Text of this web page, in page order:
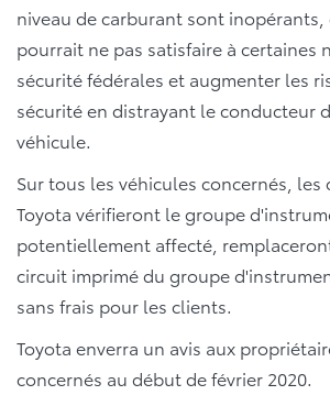
niveau de carburant sont
pourrait ne pas satisfaire à certaines
sécurité fédérales et augmenter les
sécurité en distrayant le conducteur
véhicule.
Sur tous les véhicules concernés, les
Toyota vérifieront le groupe
potentiellement affecté,
circuit imprimé du groupe
sans frais pour les clients.
Toyota enverra un avis aux
concernés au début de février 2020.